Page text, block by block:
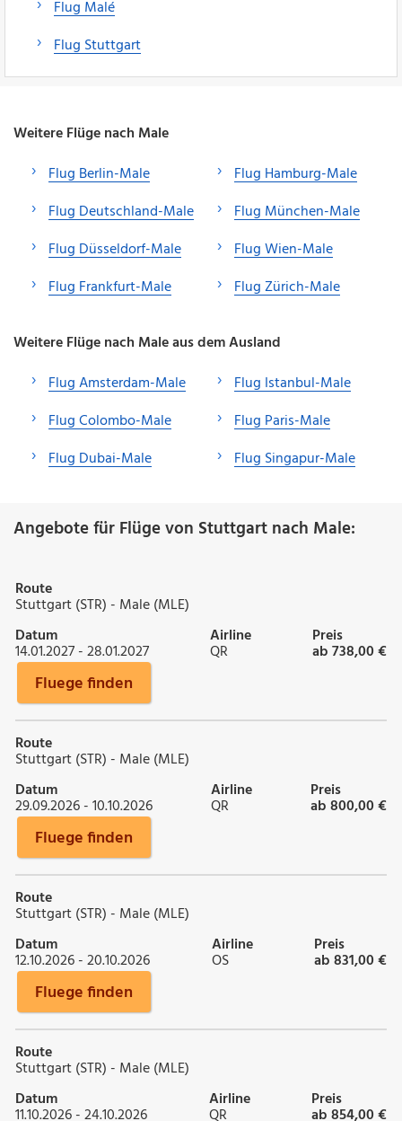
Flug Malé
Flug Stuttgart
Weitere Flüge nach Male
Flug Berlin-Male
Flug Deutschland-Male
Flug Düsseldorf-Male
Flug Frankfurt-Male
Flug Hamburg-Male
Flug München-Male
Flug Wien-Male
Flug Zürich-Male
Weitere Flüge nach Male aus dem Ausland
Flug Amsterdam-Male
Flug Colombo-Male
Flug Dubai-Male
Flug Istanbul-Male
Flug Paris-Male
Flug Singapur-Male
Angebote für Flüge von Stuttgart nach Male:
Route
Stuttgart (STR) - Male (MLE)
Datum
14.01.2027 - 28.01.2027
Airline
QR
Preis
ab 738,00 €
Fluege finden
Route
Stuttgart (STR) - Male (MLE)
Datum
29.09.2026 - 10.10.2026
Airline
QR
Preis
ab 800,00 €
Fluege finden
Route
Stuttgart (STR) - Male (MLE)
Datum
12.10.2026 - 20.10.2026
Airline
OS
Preis
ab 831,00 €
Fluege finden
Route
Stuttgart (STR) - Male (MLE)
Datum
11.10.2026 - 24.10.2026
Airline
QR
Preis
ab 854,00 €